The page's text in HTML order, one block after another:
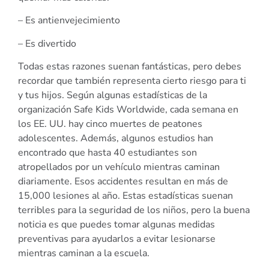
– Es antienvejecimiento
– Es divertido
Todas estas razones suenan fantásticas, pero debes
recordar que también representa cierto riesgo para ti
y tus hijos. Según algunas estadísticas de la
organización Safe Kids Worldwide, cada semana en
los EE. UU. hay cinco muertes de peatones
adolescentes. Además, algunos estudios han
encontrado que hasta 40 estudiantes son
atropellados por un vehículo mientras caminan
diariamente. Esos accidentes resultan en más de
15,000 lesiones al año. Estas estadísticas suenan
terribles para la seguridad de los niños, pero la buena
noticia es que puedes tomar algunas medidas
preventivas para ayudarlos a evitar lesionarse
mientras caminan a la escuela.